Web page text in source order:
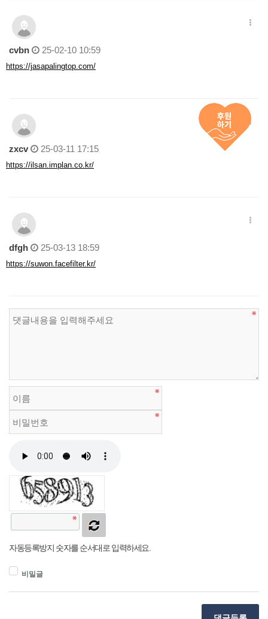
cvbn 25-02-10 10:59
https://jasapalingtop.com/
zxcv 25-03-11 17:15
https://ilsan.implan.co.kr/
dfgh 25-03-13 18:59
https://suwon.facefilter.kr/
자동등록방지 숫자를 순서대로 입력하세요.
비밀글